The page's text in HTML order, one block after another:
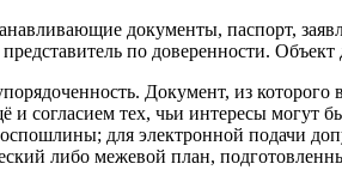
документы, паспорт,
по доверенности.
Документ, из которого
и согласием тех, чьи интересы могут
для электронной подачи
либо межевой план,